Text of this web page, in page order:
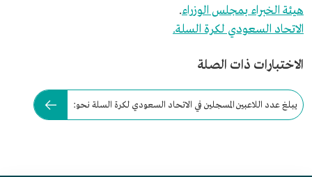
هيئة الخبراء بمجلس الوزراء.
الاتحاد السعودي لكرة السلة.
الاختبارات ذات الصلة
يبلغ عدد اللاعبين المسجلين في الاتحاد السعودي لكرة السلة نحو: